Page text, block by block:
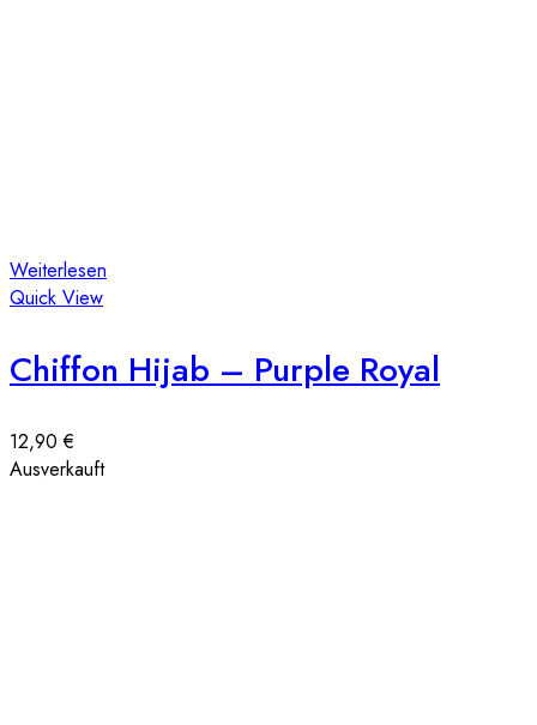
Weiterlesen
Quick View
Chiffon Hijab – Purple Royal
12,90€
Ausverkauft